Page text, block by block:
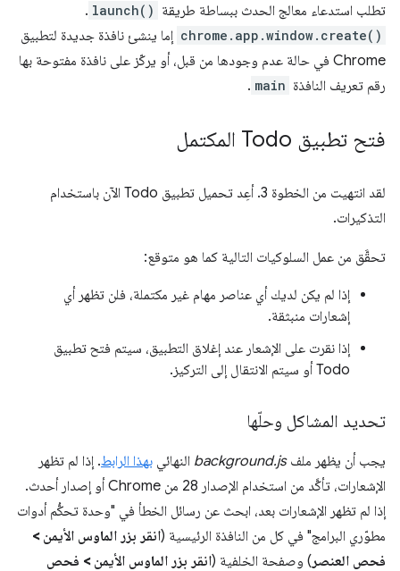
تطلب استدعاء معالج الحدث ببساطة طريقة launch()
.
chrome.app.window.create() إما ينشئ نافذة جديدة لتطبيق
Chrome في حالة عدم وجودها من قبل، أو يركّز على نافذة مفتوحة بها
رقم تعريف النافذة main
.
فتح تطبيق Todo المكتمل
لقد انتهيت من الخطوة 3. أعِد تحميل تطبيق Todo الآن باستخدام
التذكيرات.
تحقَّق من عمل السلوكيات التالية كما هو متوقع:
إذا لم يكن لديك أي عناصر مهام غير مكتملة، فلن تظهر أي
إشعارات منبثقة.
إذا نقرت على الإشعار عند إغلاق التطبيق، سيتم فتح تطبيق
Todo أو سيتم الانتقال إلى التركيز.
تحديد المشاكل وحلّها
يجب أن يظهر ملفbackground.js النهائي بهذا الرابط. إذا لم تظهر
الإشعارات، تأكَّد من استخدام الإصدار 28 من Chrome أو إصدار أحدث.
إذا لم تظهر الإشعارات بعد، ابحث عن رسائل الخطأ في "وحدة تحكُّم أدوات
مطوّري البرامج" في كل من النافذة الرئيسية (انقر بزر الماوس الأيمن >
فحص العنصر) وصفحة الخلفية (انقر بزر الماوس الأيمن > فحص